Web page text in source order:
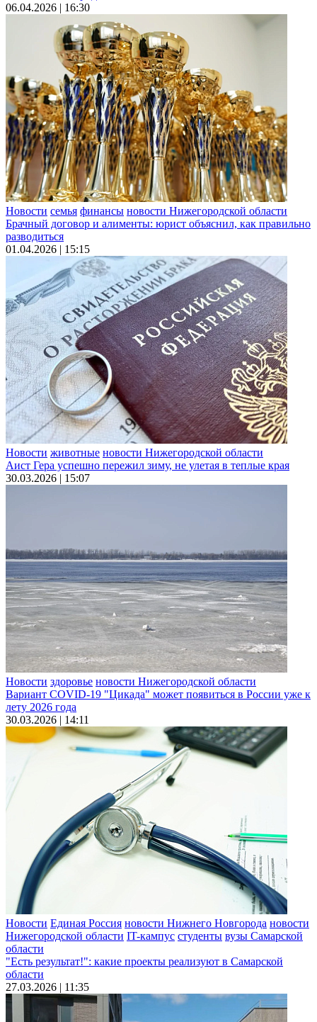
06.04.2026 | 16:30
Новости семья финансы новости Нижегородской области
Брачный договор и алименты: юрист объяснил, как правильно
разводиться
01.04.2026 | 15:15
Новости животные новости Нижегородской области
Аист Гера успешно пережил зиму, не улетая в теплые края
30.03.2026 | 15:07
Новости здоровье новости Нижегородской области
Вариант COVID-19 "Цикада" может появиться в России уже к
лету 2026 года
30.03.2026 | 14:11
Новости Единая Россия новости Нижнего Новгорода новости
Нижегородской области IT-кампус студенты вузы Самарской
области
"Есть результат!": какие проекты реализуют в Самарской
области
27.03.2026 | 11:35